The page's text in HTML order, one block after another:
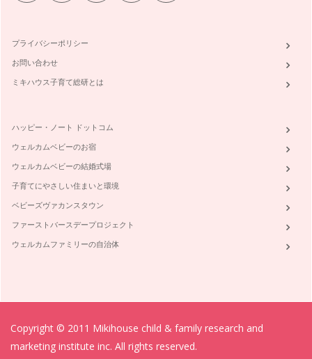
ハーブは、ラテン語で草を意味する『herba（エルバ）』を語
源としてます。簡単に…
プライバシーポリシー
お問い合わせ
ミキハウス子育て総研とは
ハッピー・ノート ドットコム
ウェルカムベビーのお宿
ウェルカムベビーの結婚式場
子育てにやさしい住まいと環境
ベビーズヴァカンスタウン
ファーストバースデープロジェクト
ウェルカムファミリーの自治体
Copyright © 2011 Mikihouse child & family research and
marketing institute inc. All rights reserved.